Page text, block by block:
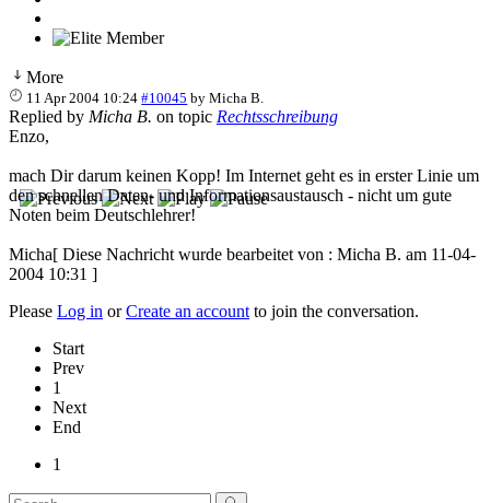
More
11 Apr 2004 10:24 #10045 byMicha B.
Replied by Micha B. on topic Rechtsschreibung
Enzo,
mach Dir darum keinen Kopp! Im Internet geht es in erster Linie um
den schnellen Daten- und Informationsaustausch - nicht um gute
Noten beim Deutschlehrer!
Micha[ Diese Nachricht wurde bearbeitet von : Micha B. am 11-04-
2004 10:31 ]
Please Log in orCreate an account to join the conversation.
Start
Prev
1
Next
End
1